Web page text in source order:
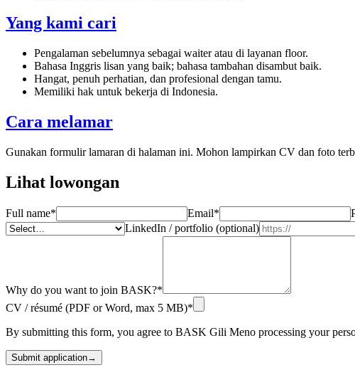
Yang kami cari
Pengalaman sebelumnya sebagai waiter atau di layanan floor.
Bahasa Inggris lisan yang baik; bahasa tambahan disambut baik.
Hangat, penuh perhatian, dan profesional dengan tamu.
Memiliki hak untuk bekerja di Indonesia.
Cara melamar
Gunakan formulir lamaran di halaman ini. Mohon lampirkan CV dan foto
Lihat lowongan
Full name* Email*
LinkedIn / portfolio (optional)
Why do you want to join BASK?*
CV / résumé (PDF or Word, max 5 MB)*
By submitting this form, you agree to BASK Gili Meno processing your
Submit application→